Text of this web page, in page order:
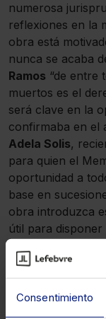
Consentimiento
numerosa
reflexiones en la
obra está
nunca se acaba
Ramos “de entre
muertos es el
será clave en la
confirmaba en el
Adela Solis,
para quien el
oportunidad a
base en
obra introduzca
útil para
práctica, dado
impuestos a los